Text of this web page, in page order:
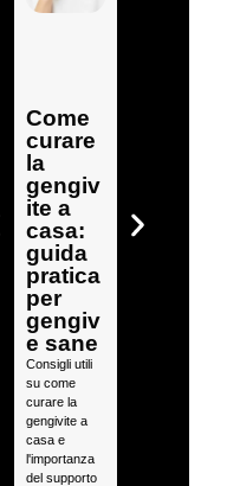
Come
curare
la
gengiv
ite a
casa:
guida
pratica
per
gengiv
e sane
Consigli utili
su come
curare la
gengivite a
casa e
l'importanza
del supporto
sangui
nano e